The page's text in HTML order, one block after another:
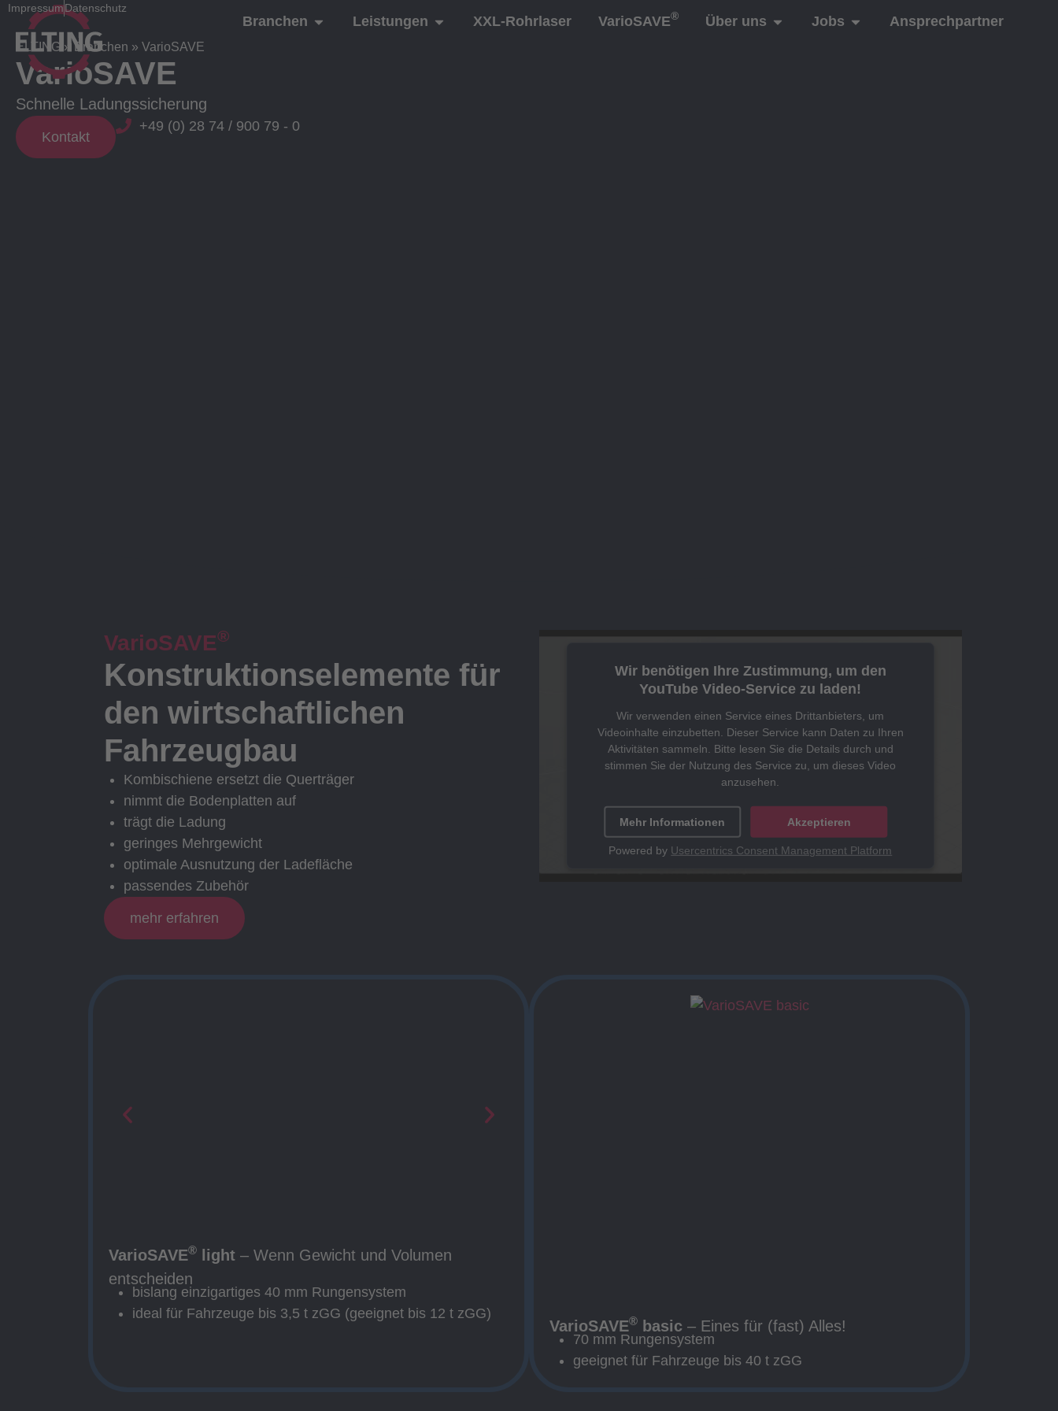
ImpressumDatenschutz
Branchen Leistungen XXL-Rohrlaser VarioSAVE® Über uns Jobs Ansprechpartner
ELTING »Branchen » VarioSAVE
VarioSAVE
Schnelle Ladungssicherung
Kontakt
+49 (0) 28 74 / 900 79 - 0
VarioSAVE®
Konstruktionselemente für
den wirtschaftlichen
Fahrzeugbau
Kombischiene ersetzt die Querträger
nimmt die Bodenplatten auf
trägt die Ladung
geringes Mehrgewicht
optimale Ausnutzung der Ladefläche
passendes Zubehör
mehr erfahren
Wir benötigen Ihre Zustimmung, um den
YouTube Video-Service zu laden!
Wir verwenden einen Service eines Drittanbieters, um
Videoinhalte einzubetten. Dieser Service kann Daten zu Ihren
Aktivitäten sammeln. Bitte lesen Sie die Details durch und
stimmen Sie der Nutzung des Service zu, um dieses Video
anzusehen.
Mehr Informationen Akzeptieren
Powered by Usercentrics Consent Management Platform
VarioSAVE® light – Wenn Gewicht und Volumen
entscheiden
bislang einzigartiges 40 mm Rungensystem
ideal für Fahrzeuge bis 3,5 t zGG (geeignet bis 12 t zGG)
VarioSAVE® basic – Eines für (fast) Alles!
70 mm Rungensystem
geeignet für Fahrzeuge bis 40 t zGG